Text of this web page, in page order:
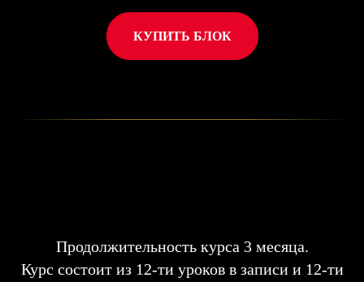
КУПИТЬ БЛОК
Продолжительность курса 3 месяца.
Курс состоит из 12-ти уроков в записи и 12-ти